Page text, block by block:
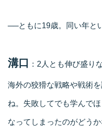
──ともに19歳。同い年と
溝口 ：2人とも伸び盛り
海外の狡猾な戦略や戦術
ね。失敗してでも学んで
なってしまったのがどうか